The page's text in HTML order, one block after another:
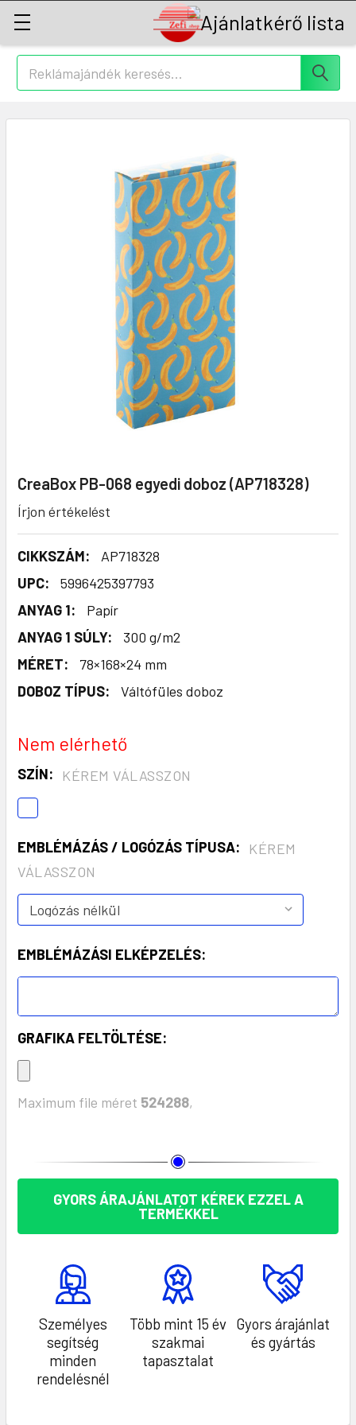
Keresés
CreaBox PB-068 egyedi doboz (AP718328)
Írjon értékelést
CIKKSZÁM:
AP718328
UPC:
5996425397793
ANYAG 1:
Papír
ANYAG 1 SÚLY:
300 g/m2
MÉRET:
78×168×24 mm
DOBOZ TÍPUS:
Váltófüles doboz
Nem elérhető
SZÍN: KÉREM VÁLASSZON
EMBLÉMÁZÁS / LOGÓZÁS TÍPUSA:
KÉREM
VÁLASSZON
EMBLÉMÁZÁSI ELKÉPZELÉS:
GRAFIKA FELTÖLTÉSE:
Maximum file méret 524288,
GYORS ÁRAJÁNLATOT KÉREK EZZEL A
TERMÉKKEL
Személyes
segítség
minden
rendelésnél
Több mint 15 év
szakmai
tapasztalat
Gyors árajánlat
és gyártás